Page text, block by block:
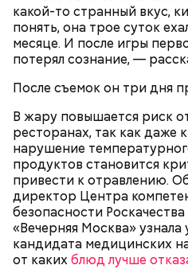
какой-то странный вкус,
понять, она трое суток
месяце. И после игры
потерял сознание, —
После съемок он три дня
В жару повышается риск
ресторанах, так как даже
нарушение
продуктов становится
привести к отравлению.
директор Центра
безопасности
«Вечерняя Москва» узнала
кандидата медицинских
от какихблюд лучше
День «Счастье
Противень ставится в
190 градусов. Спагетти из
25–30 минут.